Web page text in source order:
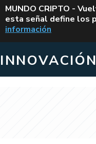
MUNDO CRIPTO -
esta señal define los
información
INNOVACIÓN